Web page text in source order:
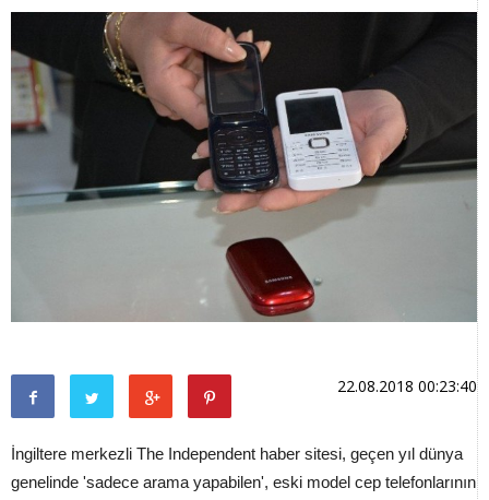
22.08.2018 00:23:40
İngiltere merkezli The Independent haber sitesi, geçen yıl dünya
genelinde 'sadece arama yapabilen', eski model cep telefonlarının